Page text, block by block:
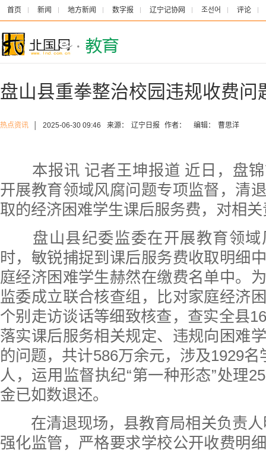
首页 新闻 地方新闻 数字报 辽宁记协网 조선어 评论
盘山县重拳整治校园违规收费问
热点资讯 2025-06-30 09:46 来源： 辽宁日报 作者： 编辑： 曹思洋
本报讯 记者王坤报道 近日，盘锦
开展教育领域风腐问题专项监督，清
取的经济困难学生课后服务费，对相
盘山县纪委监委在开展教育领域
时，敏锐捕捉到课后服务费收取明细
庭经济困难学生赫然在缴费名单中。
监委成立联合核查组，比对家庭经济
个别走访谈话等细致核查，查实全县
落实课后服务相关规定、违规向困难
的问题，共计586万余元，涉及1929
人，运用监督执纪“第一种形态”处理
金已如数退还。
在清退现场，县教育局相关负责人
强化监管，严格要求学校公开收费明